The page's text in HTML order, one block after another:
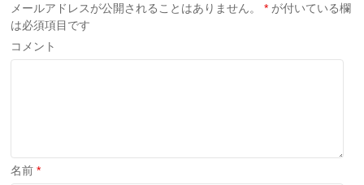
ま
す)
ウ
ィ
ン
ド
ま
す)
メールアドレスが公開されることはありません。 * が付いている欄
は必須項目です
コメント
名前*